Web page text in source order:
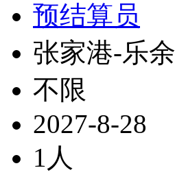
预结算员
张家港-乐
不限
2027-8-28
1人